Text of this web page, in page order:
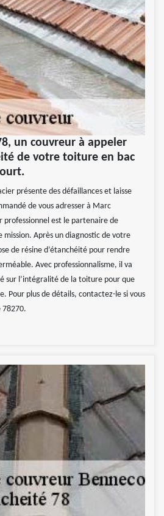
un couvreur à appeler
de votre toiture en bac
présente des défaillances et laisse
de vous adresser à Marc
professionnel est le partenaire de
mission. Après un diagnostic de votre
de résine d’étanchéité pour rendre
Avec professionnalisme, il va
sur l’intégralité de la toiture pour que
Pour plus de détails, contactez-le si vous
78270.